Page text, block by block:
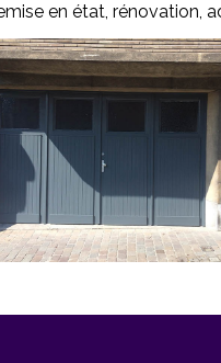
en état, rénovation,